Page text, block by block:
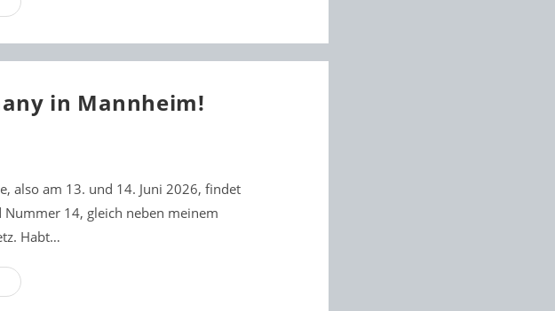
in Mannheim!
also am 13. und 14. Juni 2026, findet
Nummer 14, gleich neben meinem
Habt…